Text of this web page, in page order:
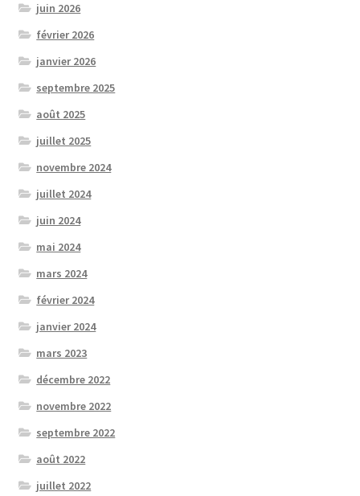
juin 2026
février 2026
janvier 2026
septembre 2025
août 2025
juillet 2025
novembre 2024
juillet 2024
juin 2024
mai 2024
mars 2024
février 2024
janvier 2024
mars 2023
décembre 2022
novembre 2022
septembre 2022
août 2022
juillet 2022